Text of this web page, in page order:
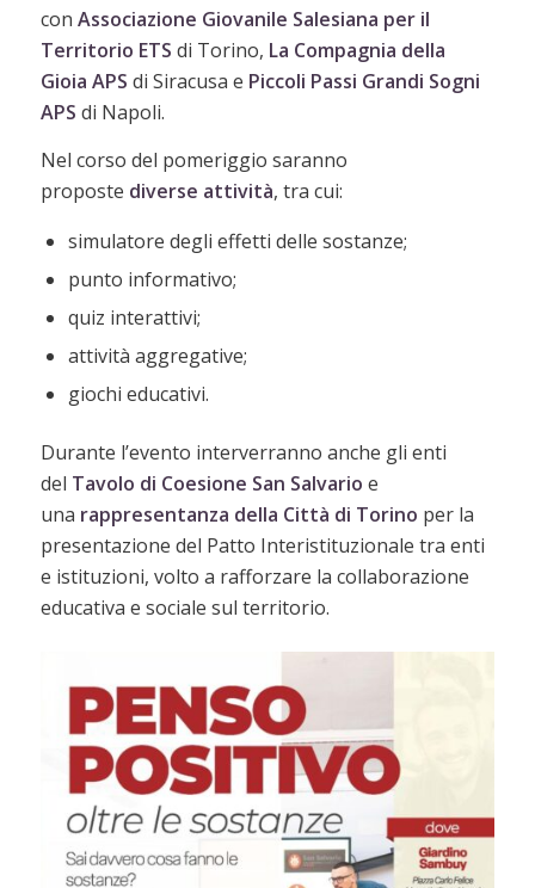
con Associazione Giovanile Salesiana per il
Territorio ETS di Torino, La Compagnia della
Gioia APS di Siracusa e Piccoli Passi Grandi Sogni
APS di Napoli.
Nel corso del pomeriggio saranno
proposte diverse attività, tra cui:
simulatore degli effetti delle sostanze;
punto informativo;
quiz interattivi;
attività aggregative;
giochi educativi.
Durante l’evento interverranno anche gli enti
del Tavolo di Coesione San Salvario e
una rappresentanza della Città di Torino per la
presentazione del Patto Interistituzionale tra enti
e istituzioni, volto a rafforzare la collaborazione
educativa e sociale sul territorio.